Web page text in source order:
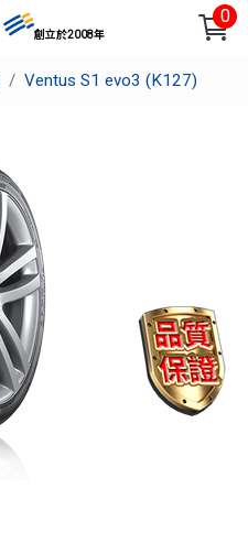
創立於2008年
0
Ventus S1 evo3 (K127)